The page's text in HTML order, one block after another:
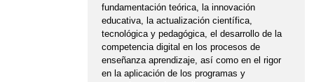
fundamentación teórica, la innovación
educativa, la actualización científica,
tecnológica y pedagógica, el desarrollo de la
competencia digital en los procesos de
enseñanza aprendizaje, así como en el rigor
en la aplicación de los programas y